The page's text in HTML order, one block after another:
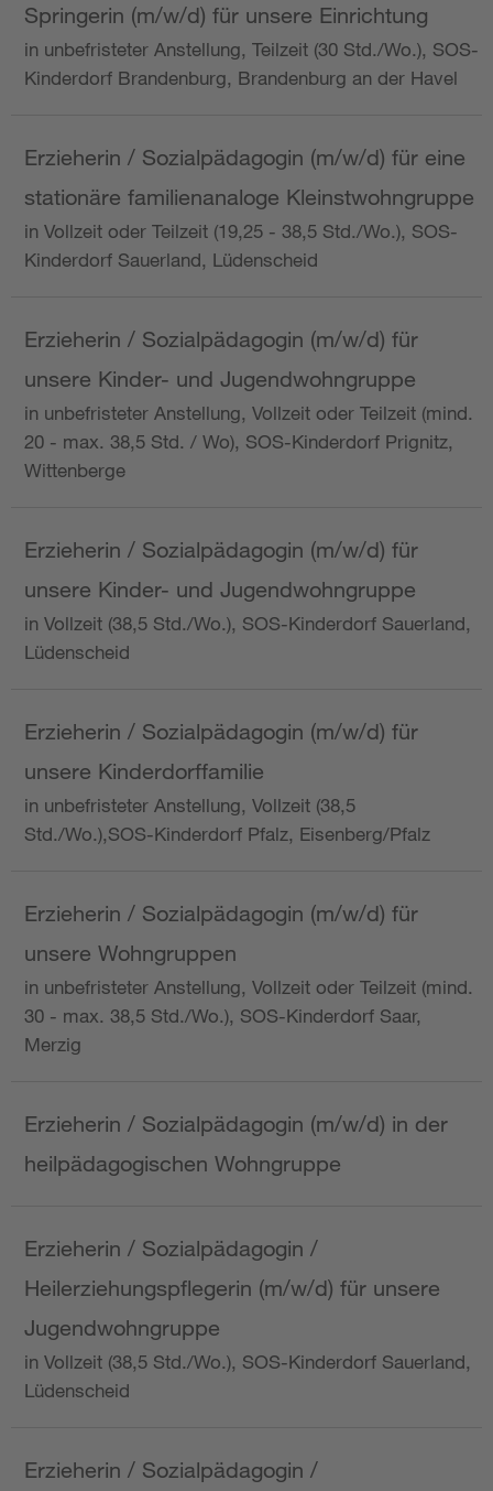
Springerin (m/w/d) für unsere Einrichtung
in unbefristeter Anstellung, Teilzeit (30 Std./Wo.), SOS-
Kinderdorf Brandenburg, Brandenburg an der Havel
Erzieherin / Sozialpädagogin (m/w/d) für eine
stationäre familienanaloge Kleinstwohngruppe
in Vollzeit oder Teilzeit (19,25 - 38,5 Std./Wo.), SOS-
Kinderdorf Sauerland, Lüdenscheid
Erzieherin / Sozialpädagogin (m/w/d) für
unsere Kinder- und Jugendwohngruppe
in unbefristeter Anstellung, Vollzeit oder Teilzeit (mind.
20 - max. 38,5 Std. / Wo), SOS-Kinderdorf Prignitz,
Wittenberge
Erzieherin / Sozialpädagogin (m/w/d) für
unsere Kinder- und Jugendwohngruppe
in Vollzeit (38,5 Std./Wo.), SOS-Kinderdorf Sauerland,
Lüdenscheid
Erzieherin / Sozialpädagogin (m/w/d) für
unsere Kinderdorffamilie
in unbefristeter Anstellung, Vollzeit (38,5
Std./Wo.),SOS-Kinderdorf Pfalz, Eisenberg/Pfalz
Erzieherin / Sozialpädagogin (m/w/d) für
unsere Wohngruppen
in unbefristeter Anstellung, Vollzeit oder Teilzeit (mind.
30 - max. 38,5 Std./Wo.), SOS-Kinderdorf Saar,
Merzig
Erzieherin / Sozialpädagogin (m/w/d) in der
heilpädagogischen Wohngruppe
Erzieherin / Sozialpädagogin /
Heilerziehungspflegerin (m/w/d) für unsere
Jugendwohngruppe
in Vollzeit (38,5 Std./Wo.), SOS-Kinderdorf Sauerland,
Lüdenscheid
Erzieherin / Sozialpädagogin /